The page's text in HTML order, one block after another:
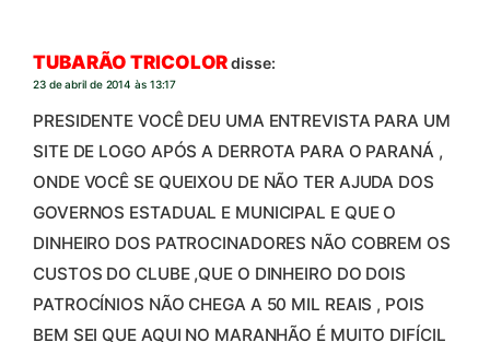
TUBARÃO TRICOLORdisse:
23 de abril de 2014 às 13:17
PRESIDENTE VOCÊ DEU UMA ENTREVISTA PARA UM
SITE DE LOGO APÓS A DERROTA PARA O PARANÁ ,
ONDE VOCÊ SE QUEIXOU DE NÃO TER AJUDA DOS
GOVERNOS ESTADUAL E MUNICIPAL E QUE O
DINHEIRO DOS PATROCINADORES NÃO COBREM OS
CUSTOS DO CLUBE ,QUE O DINHEIRO DO DOIS
PATROCÍNIOS NÃO CHEGA A 50 MIL REAIS , POIS
BEM SEI QUE AQUI NO MARANHÃO É MUITO DIFÍCIL